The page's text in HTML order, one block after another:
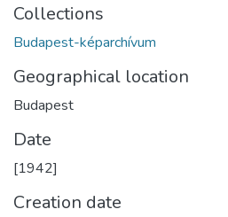
Collections
Budapest-képarchívum
Geographical location
Budapest
Date
[1942]
Creation date